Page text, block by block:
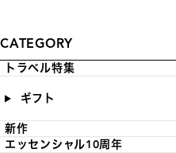
CATEGORY
トラベル特集
ギフト
新作
エッセンシャル10周年